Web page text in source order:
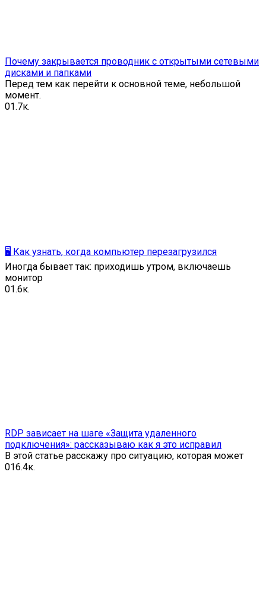
Почему закрывается проводник с открытыми сетевыми
дисками и папками
Перед тем как перейти к основной теме, небольшой
момент.
01.7к.
🖥️ Как узнать, когда компьютер перезагрузился
Иногда бывает так: приходишь утром, включаешь
монитор
01.6к.
RDP зависает на шаге «Защита удаленного
подключения»: рассказываю как я это исправил
В этой статье расскажу про ситуацию, которая может
016.4к.